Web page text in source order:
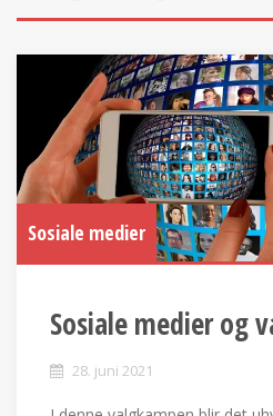
Sosiale medier
Sosiale medier og
28. juni 2021